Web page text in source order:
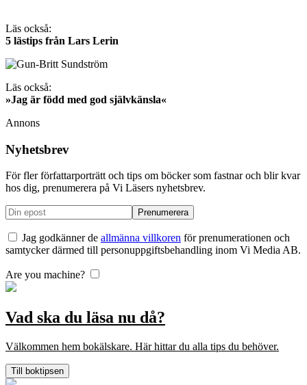
Läs också:
5 lästips från Lars Lerin
Läs också:
»Jag är född med god självkänsla«
Annons
Nyhetsbrev
För fler författarporträtt och tips om böcker som fastnar och blir kvar
hos dig, prenumerera på Vi Läsers nyhetsbrev.
Jag godkänner de allmänna villkoren för prenumerationen och
samtycker därmed till personuppgiftsbehandling inom Vi Media AB.
Are you machine?
Vad ska du läsa nu då?
Välkommen hem bokälskare. Här hittar du alla tips du behöver.
Till boktipsen